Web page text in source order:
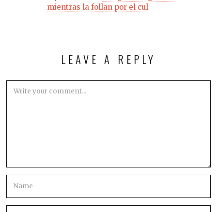
mientras la follan por el cul
LEAVE A REPLY